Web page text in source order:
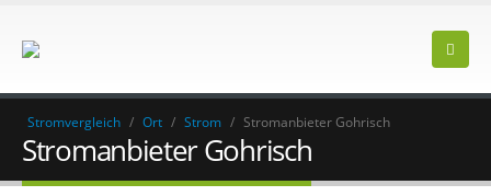
Stromvergleich / Ort / Strom / Stromanbieter Gohrisch
Stromanbieter Gohrisch